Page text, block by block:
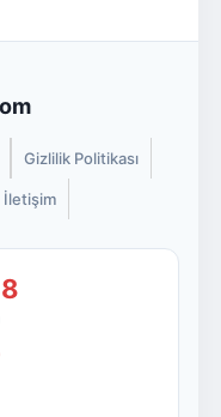
Gizlilik Politikası
İletişim